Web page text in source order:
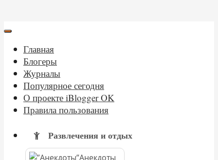
Главная
Блогеры
Журналы
Популярное сегодня
О проекте iBlogger OK
Правила пользования
Развлечения и отдых
Анекдоты